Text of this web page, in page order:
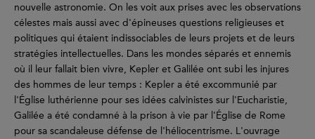
nouvelle astronomie. On les voit aux prises avec les observations
célestes mais aussi avec d'épineuses questions religieuses et
politiques qui étaient indissociables de leurs projets et de leurs
stratégies intellectuelles. Dans les mondes séparés et ennemis
où il leur fallait bien vivre, Kepler et Galilée ont subi les injures
des hommes de leur temps : Kepler a été excommunié par
l'Église luthérienne pour ses idées calvinistes sur l'Eucharistie,
Galilée a été condamné à la prison à vie par l'Église de Rome
pour sa scandaleuse défense de l'héliocentrisme. L'ouvrage